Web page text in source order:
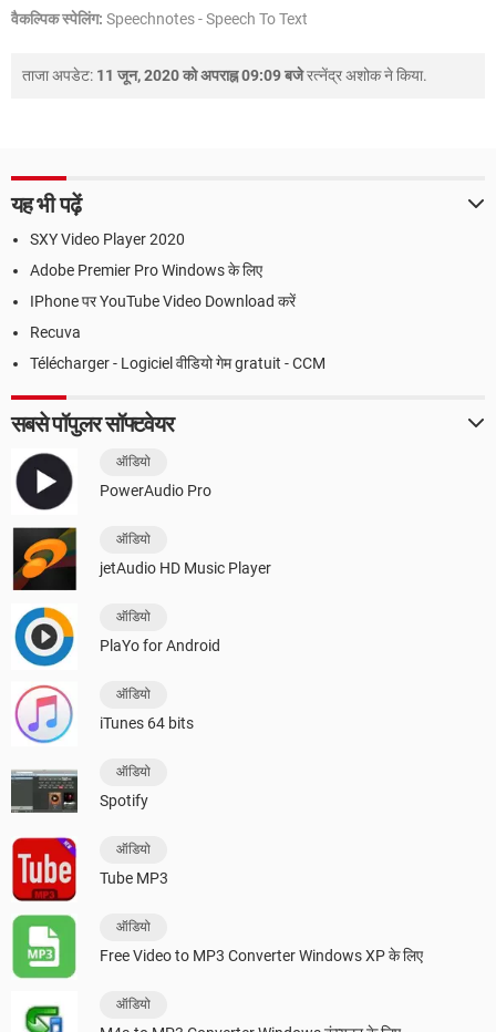
वैकल्पिक स्पेलिंग: Speechnotes - Speech To Text
ताजा अपडेट: 11 जून, 2020 को अपराह्न 09:09 बजेरत्नेंद्र अशोकने किया.
यह भी पढ़ें
SXY Video Player 2020
Adobe Premier Pro Windows के लिए
IPhone पर YouTube Video Download करें
Recuva
Télécharger - Logiciel वीडियो गेम gratuit - CCM
सबसे पॉपुलर सॉफ्टवेयर
ऑडियो
PowerAudio Pro
ऑडियो
jetAudio HD Music Player
ऑडियो
PlaYo for Android
ऑडियो
iTunes 64 bits
ऑडियो
Spotify
ऑडियो
Tube MP3
ऑडियो
Free Video to MP3 Converter Windows XP के लिए
ऑडियो